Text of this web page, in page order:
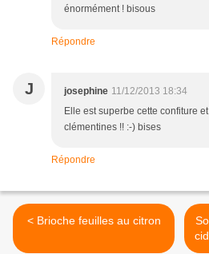
énormément ! bisous
Répondre
J josephine 11/12/2013 18:34
Elle est superbe cette confiture
clémentines !! :-) bises
Répondre
< Brioche feuilles au citron